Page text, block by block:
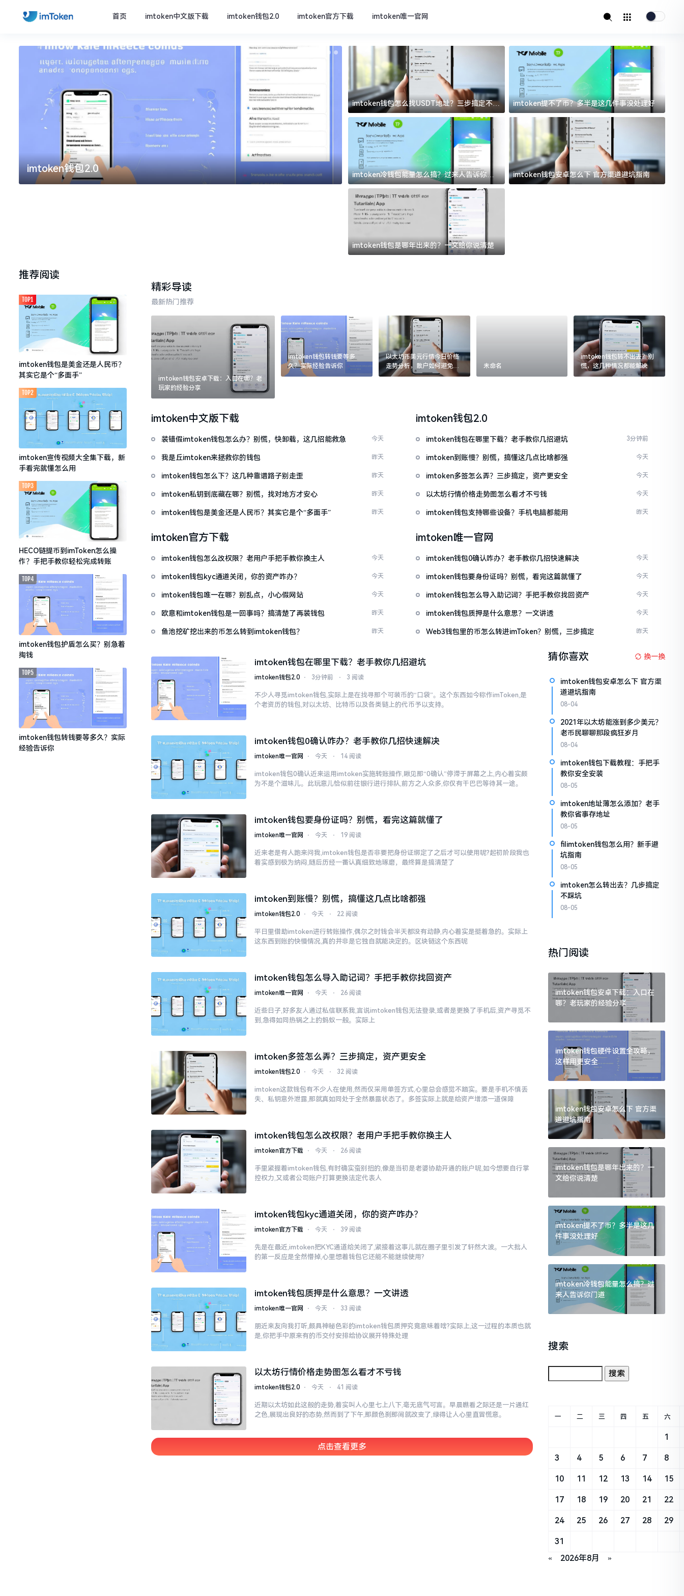
首页 imtoken中文版下载 imtoken钱包2.0 imtoken官方下载 imtoken唯一官网
imtoken官方下载 imtoken唯一官网
imtoken钱包怎么找USDT地址？三步搞定不踩
坑
imtoken提不了币？多半是这几件事没处理好
imtoken冷钱包能量怎么搞？过来人告诉你门
道
imtoken钱包安卓怎么下 官方渠道避坑指南
imtoken钱包是哪年出来的？一文给你说清楚
推荐阅读
imtoken钱包是美金还是人民币？
其实它是个“多面手”
TOP1
imtoken宣传视频大全集下载，新
手看完就懂怎么用
TOP2
HECO链提币到imToken怎么操
作？手把手教你轻松完成转账
TOP3
imtoken钱包护盾怎么买？别急着
掏钱
TOP4
imtoken钱包转钱要等多久？实际
经验告诉你
TOP5
精彩导读
最新热门推荐
imtoken钱包安卓下载：入口在哪？老
玩家的经验分享
imtoken钱包转钱要等多
久？实际经验告诉你
以太坊币美元行情今日价格
走势分析，散户如何避免追
涨杀跌被套牢
未命名
imtoken钱包转不出去？别
慌，这几种情况都能解决
imtoken中文版下载
装错假imtoken钱包怎么办？别慌，快卸载，这几招能救急 今天
我是丘imtoken来拯救你的钱包 昨天
imtoken钱包怎么下？这几种靠谱路子别走歪 昨天
imtoken私钥到底藏在哪？别慌，找对地方才安心 昨天
imtoken钱包是美金还是人民币？其实它是个“多面手” 昨天
imtoken钱包2.0
imtoken钱包在哪里下载？老手教你几招避坑 3分钟前
imtoken到账慢？别慌，搞懂这几点比啥都强 今天
imtoken多签怎么弄？三步搞定，资产更安全 今天
以太坊行情价格走势图怎么看才不亏钱 今天
imtoken钱包支持哪些设备？手机电脑都能用 昨天
imtoken官方下载
imtoken钱包怎么改权限？老用户手把手教你换主人 今天
imtoken钱包kyc通道关闭，你的资产咋办？ 今天
imtoken钱包唯一在哪？别乱点，小心假网站 今天
欧意和imtoken钱包是一回事吗？搞清楚了再装钱包 昨天
鱼池挖矿挖出来的币怎么转到imtoken钱包？ 昨天
imtoken唯一官网
imtoken钱包0确认咋办？老手教你几招快速解决 今天
imtoken钱包要身份证吗？别慌，看完这篇就懂了 今天
imtoken钱包怎么导入助记词？手把手教你找回资产 今天
imtoken钱包质押是什么意思？一文讲透 今天
Web3钱包里的币怎么转进imToken？别慌，三步搞定 昨天
imtoken钱包在哪里下载？老手教你几招避坑
imtoken钱包2.0 ⋅ 3分钟前 ⋅ 3 阅读
不少人寻觅imtoken钱包,实际上是在找寻那个可装币的“口袋”。这个东西如今称作imToken,是
个老资历的钱包,对以太坊、比特币以及各类链上的代币予以支持。
imtoken钱包0确认咋办？老手教你几招快速解决
imtoken唯一官网 ⋅ 今天 ⋅ 14 阅读
imtoken钱包0确认近来运用imtoken实施转账操作,瞅见那“0确认”停滞于屏幕之上,内心着实颇
为不是个滋味儿。此玩意儿恰似前往银行进行排队,前方之人众多,你仅有干巴巴等待其一途。
imtoken钱包要身份证吗？别慌，看完这篇就懂了
imtoken唯一官网 ⋅ 今天 ⋅ 19 阅读
近来老是有人跑来问我,imtoken钱包是否非要把身份证绑定了之后才可以使用呢?起初阶段我也
着实感到极为纳闷,随后历经一番认真细致地琢磨，最终算是搞清楚了
imtoken到账慢？别慌，搞懂这几点比啥都强
imtoken钱包2.0 ⋅ 今天 ⋅ 22 阅读
平日里借助imtoken进行转账操作,偶尔之时钱会半天都没有动静,内心着实是挺着急的。实际上
这东西到账的快慢情况,真的并非是它独自就能决定的。区块链这个东西呢
imtoken钱包怎么导入助记词？手把手教你找回资产
imtoken唯一官网 ⋅ 今天 ⋅ 26 阅读
近些日子,好多友人通过私信联系我,言说imtoken钱包无法登录,或者是更换了手机后,资产寻觅不
到,急得如同热锅之上的蚂蚁一般。实际上
imtoken多签怎么弄？三步搞定，资产更安全
imtoken钱包2.0 ⋅ 今天 ⋅ 32 阅读
imtoken这款钱包有不少人在使用,然而仅采用单签方式,心里总会感觉不踏实。要是手机不慎丢
失、私钥意外泄露,那就真如同处于全然暴露状态了。多签实际上就是给资产增添一道保障
imtoken钱包怎么改权限？老用户手把手教你换主人
imtoken官方下载 ⋅ 今天 ⋅ 26 阅读
手里紧握着imtoken钱包,有时确实蛮别扭的,像是当初是老婆协助开通的账户呢,如今想要自行掌
控权力,又或者公司账户打算更换法定代表人
imtoken钱包kyc通道关闭，你的资产咋办？
imtoken官方下载 ⋅ 今天 ⋅ 39 阅读
先是在最近,imtoken把KYC通道给关闭了,紧接着这事儿就在圈子里引发了轩然大波。一大批人
的第一反应是全然懵掉,心里想着钱包它还能不能继续使用?
imtoken钱包质押是什么意思？一文讲透
imtoken唯一官网 ⋅ 今天 ⋅ 33 阅读
朋近来友向我打听,颇具神秘色彩的imtoken钱包质押究竟意味着啥?实际上,这一过程的本质也就
是,你把手中原来有的币交付安排给协议展开特殊处理
以太坊行情价格走势图怎么看才不亏钱
imtoken钱包2.0 ⋅ 今天 ⋅ 41 阅读
近期以太坊如此这般的走势,着实叫人心里七上八下,毫无底气可言。早晨瞧看之际还是一片通红
之色,展现出良好的态势,然而到了下午,那颜色刹那间就改变了,绿得让人心里直冒慌意。
点击查看更多
猜你喜欢 换一换
imtoken钱包安卓怎么下 官方渠
道避坑指南
08-04
2021年以太坊能涨到多少美元？
老币民聊聊那段疯狂岁月
08-04
imtoken钱包下载教程：手把手
教你安全安装
08-05
imtoken地址薄怎么添加？老手
教你省事存地址
08-05
filimtoken钱包怎么用？新手避
坑指南
08-05
imtoken怎么转出去？几步搞定
不踩坑
08-05
热门阅读
imtoken钱包安卓下载：入口在
哪？老玩家的经验分享
imtoken钱包硬件设置全攻略，
这样用更安全
imtoken钱包安卓怎么下 官方渠
道避坑指南
imtoken钱包是哪年出来的？一
文给你说清楚
imtoken提不了币？多半是这几
件事没处理好
imtoken冷钱包能量怎么搞？过
来人告诉你门道
搜索
« 2026年8月 »
一 二 三 四 五 六
1
3 4 5 6 7 8
10 11 12 13 14 15
17 18 19 20 21 22
24 25 26 27 28 29
31